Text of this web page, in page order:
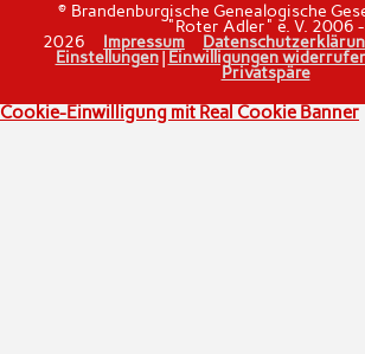
© Brandenburgische Genealogische
"Roter Adler" e. V. 2006 -
2026 Impressum
Einstellungen| Einwilligungen
Privatspäre
Cookie-Einwilligung mit Real Cookie Banner